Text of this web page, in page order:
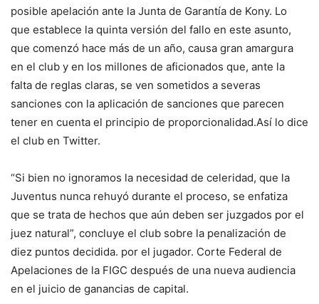
posible apelación ante la Junta de Garantía de Kony. Lo
que establece la quinta versión del fallo en este asunto,
que comenzó hace más de un año, causa gran amargura
en el club y en los millones de aficionados que, ante la
falta de reglas claras, se ven sometidos a severas
sanciones con la aplicación de sanciones que parecen
tener en cuenta el principio de proporcionalidad.Así lo dice
el club en Twitter.
“Si bien no ignoramos la necesidad de celeridad, que la
Juventus nunca rehuyó durante el proceso, se enfatiza
que se trata de hechos que aún deben ser juzgados por el
juez natural”, concluye el club sobre la penalización de
diez puntos decidida. por el jugador. Corte Federal de
Apelaciones de la FIGC después de una nueva audiencia
en el juicio de ganancias de capital.